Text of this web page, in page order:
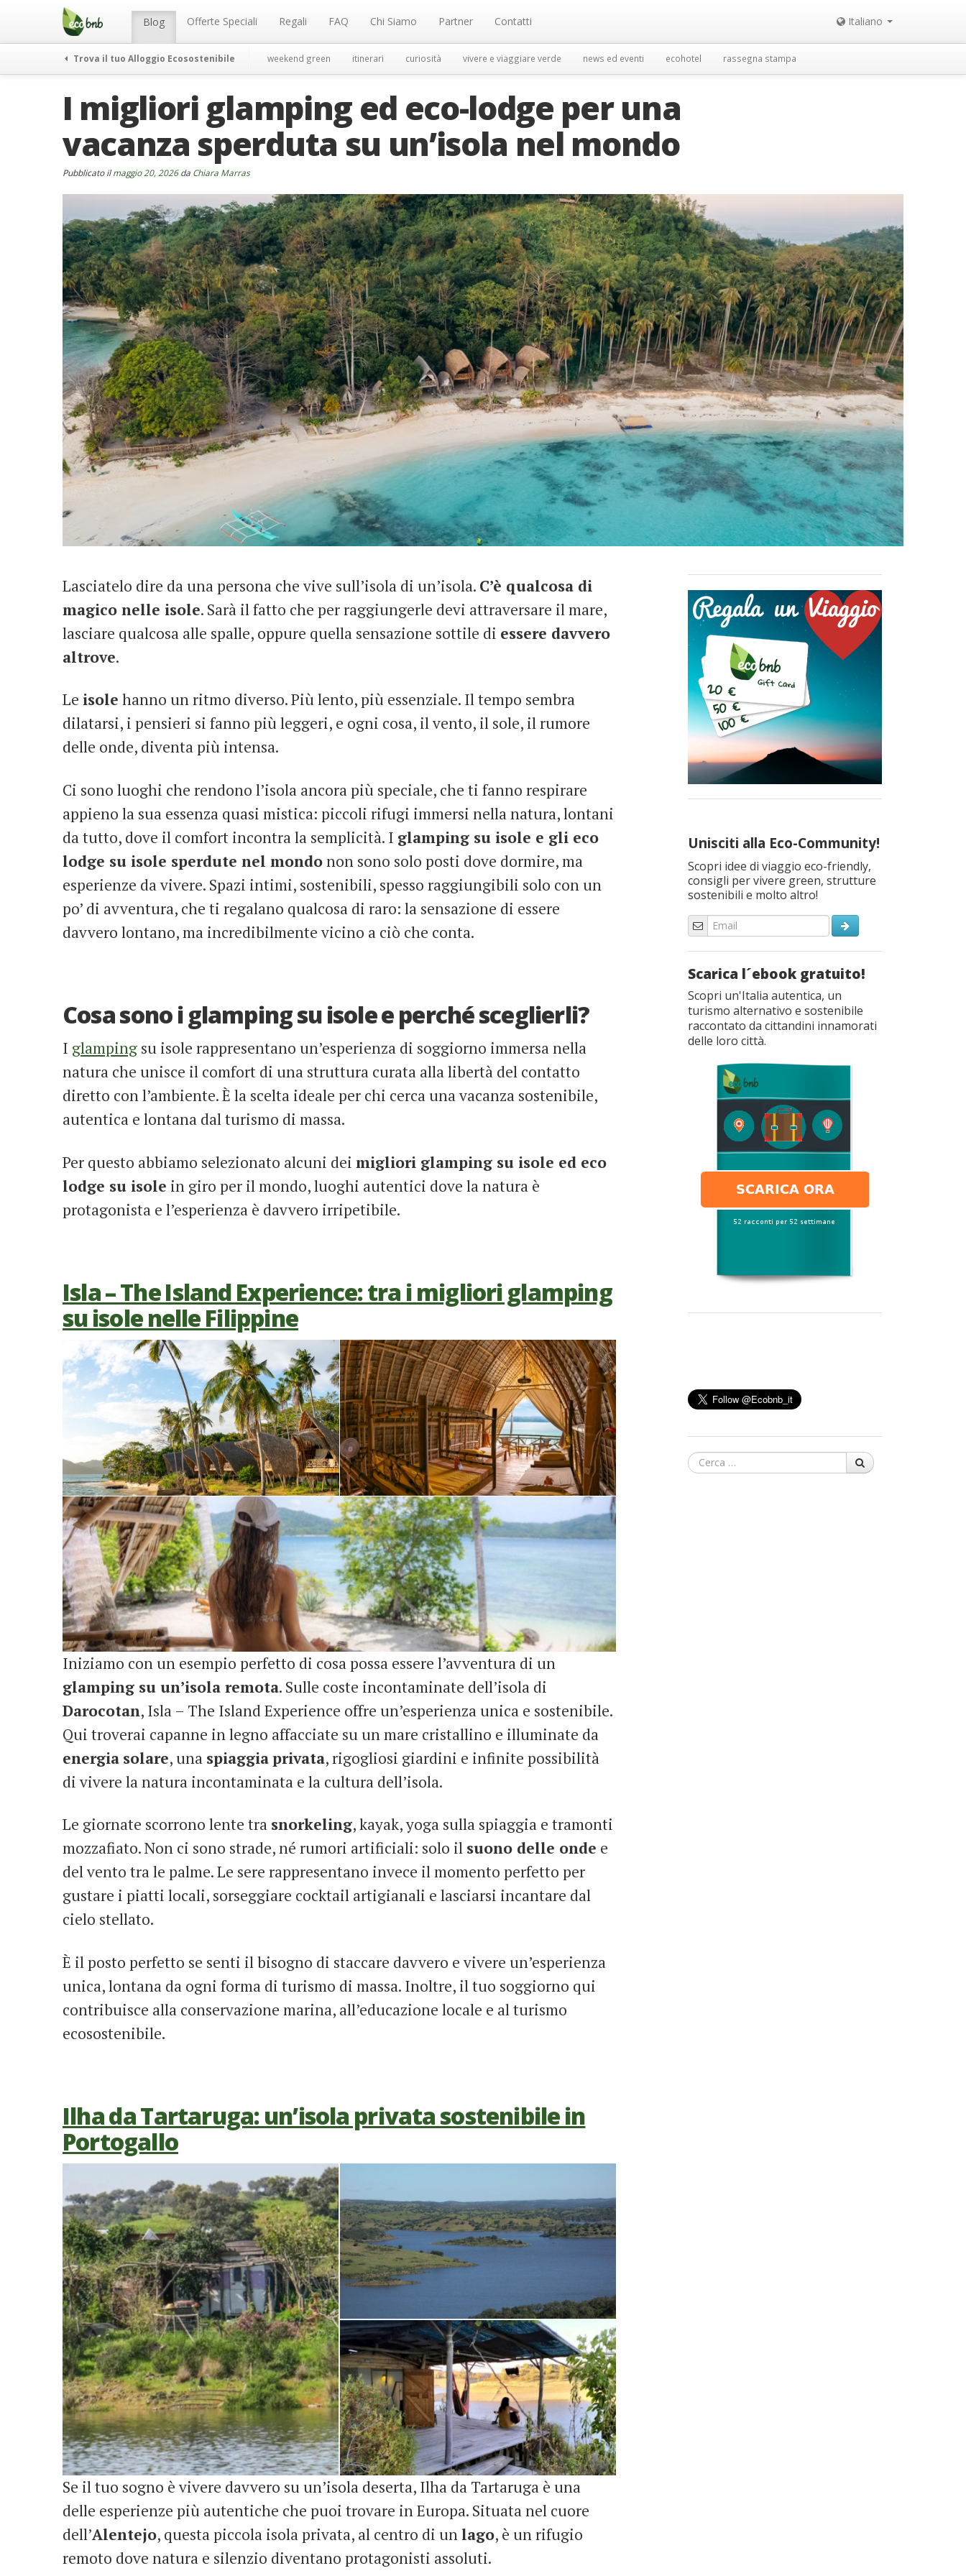
Menu Blog Offerte Speciali Regali FAQ Chi Siamo Partner Contatti Italiano
Trova il tuo Alloggio Ecosostenibile weekend green itinerari curiosità vivere e viaggiare verde news ed eventi ecohotel rassegna stampa
I migliori glamping ed eco-lodge per una
vacanza sperduta su un’isola nel mondo
Pubblicato ilmaggio 20, 2026da Chiara Marras
Lasciatelo dire da una persona che vive sull’isola di un’isola. C’è qualcosa di
magico nelle isole. Sarà il fatto che per raggiungerle devi attraversare il mare,
lasciare qualcosa alle spalle, oppure quella sensazione sottile di essere davvero
altrove.
Le isole hanno un ritmo diverso. Più lento, più essenziale. Il tempo sembra
dilatarsi, i pensieri si fanno più leggeri, e ogni cosa, il vento, il sole, il rumore
delle onde, diventa più intensa.
Ci sono luoghi che rendono l’isola ancora più speciale, che ti fanno respirare
appieno la sua essenza quasi mistica: piccoli rifugi immersi nella natura, lontani
da tutto, dove il comfort incontra la semplicità. I glamping su isole e gli eco
lodge su isole sperdute nel mondonon sono solo posti dove dormire, ma
esperienze da vivere. Spazi intimi, sostenibili, spesso raggiungibili solo con un
po’ di avventura, che ti regalano qualcosa di raro: la sensazione di essere
davvero lontano, ma incredibilmente vicino a ciò che conta.
Cosa sono i glamping su isole e perché sceglierli?
I glamping su isole rappresentano un’esperienza di soggiorno immersa nella
natura che unisce il comfort di una struttura curata alla libertà del contatto
diretto con l’ambiente. È la scelta ideale per chi cerca una vacanza sostenibile,
autentica e lontana dal turismo di massa.
Per questo abbiamo selezionato alcuni dei migliori glamping su isole ed eco
lodge su isole in giro per il mondo, luoghi autentici dove la natura è
protagonista e l’esperienza è davvero irripetibile.
Isla – The Island Experience: tra i migliori glamping
su isole nelle Filippine
Iniziamo con un esempio perfetto di cosa possa essere l’avventura di un
glamping su un’isola remota. Sulle coste incontaminate dell’isola di
Darocotan, Isla – The Island Experience offre un’esperienza unica e sostenibile.
Qui troverai capanne in legno affacciate su un mare cristallino e illuminate da
energia solare, una spiaggiaprivata, rigogliosi giardini e infinite possibilità
di vivere la natura incontaminata e la cultura dell’isola.
Le giornate scorrono lente tra snorkeling, kayak, yoga sulla spiaggia e tramonti
mozzafiato. Non ci sono strade, né rumori artificiali: solo il suono delle onde e
del vento tra le palme. Le sere rappresentano invece il momento perfetto per
gustare i piatti locali, sorseggiare cocktail artigianali e lasciarsi incantare dal
cielo stellato.
È il posto perfetto se senti il bisogno di staccare davvero e vivere un’esperienza
unica, lontana da ogni forma di turismo di massa. Inoltre, il tuo soggiorno qui
contribuisce alla conservazione marina, all’educazione locale e al turismo
ecosostenibile.
Ilha da Tartaruga: un’isola privata sostenibile in
Portogallo
Se il tuo sogno è vivere davvero su un’isola deserta, Ilha da Tartaruga è una
delle esperienze più autentiche che puoi trovare in Europa. Situata nel cuore
dell’Alentejo, questa piccola isola privata, al centro di unlago, è un rifugio
remoto dove natura e silenzio diventano protagonisti assoluti.
Unisciti alla Eco-Community!
Scopri idee di viaggio eco-friendly,
consigli per vivere green, strutture
sostenibili e molto altro!
Scarica l´ebook gratuito!
Scopri un'Italia autentica, un
turismo alternativo e sostenibile
raccontato da cittandini innamorati
delle loro città.
Cerca